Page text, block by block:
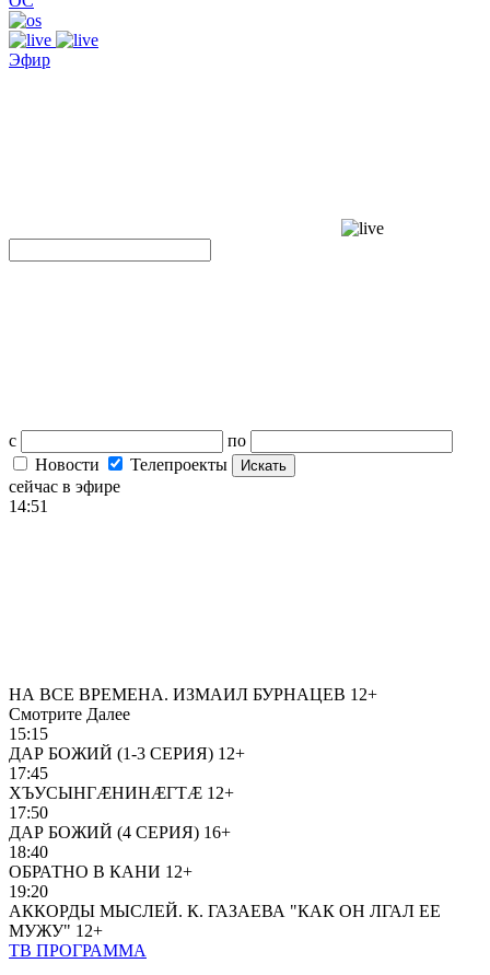
Эфир
с
по
Новости
Телепроекты Искать
сейчас в эфире
14:51
НА ВСЕ ВРЕМЕНА. ИЗМАИЛ БУРНАЦЕВ 12+
Смотрите Далее
15:15
ДАР БОЖИЙ (1-3 СЕРИЯ) 12+
17:45
ХЪУСЫНГÆНИНÆГТÆ 12+
17:50
ДАР БОЖИЙ (4 СЕРИЯ) 16+
18:40
ОБРАТНО В КАНИ 12+
19:20
АККОРДЫ МЫСЛЕЙ. К. ГАЗАЕВА "КАК ОН ЛГАЛ ЕЕ
МУЖУ" 12+
ТВ ПРОГРАММА